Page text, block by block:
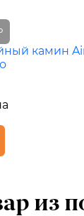
камин
из